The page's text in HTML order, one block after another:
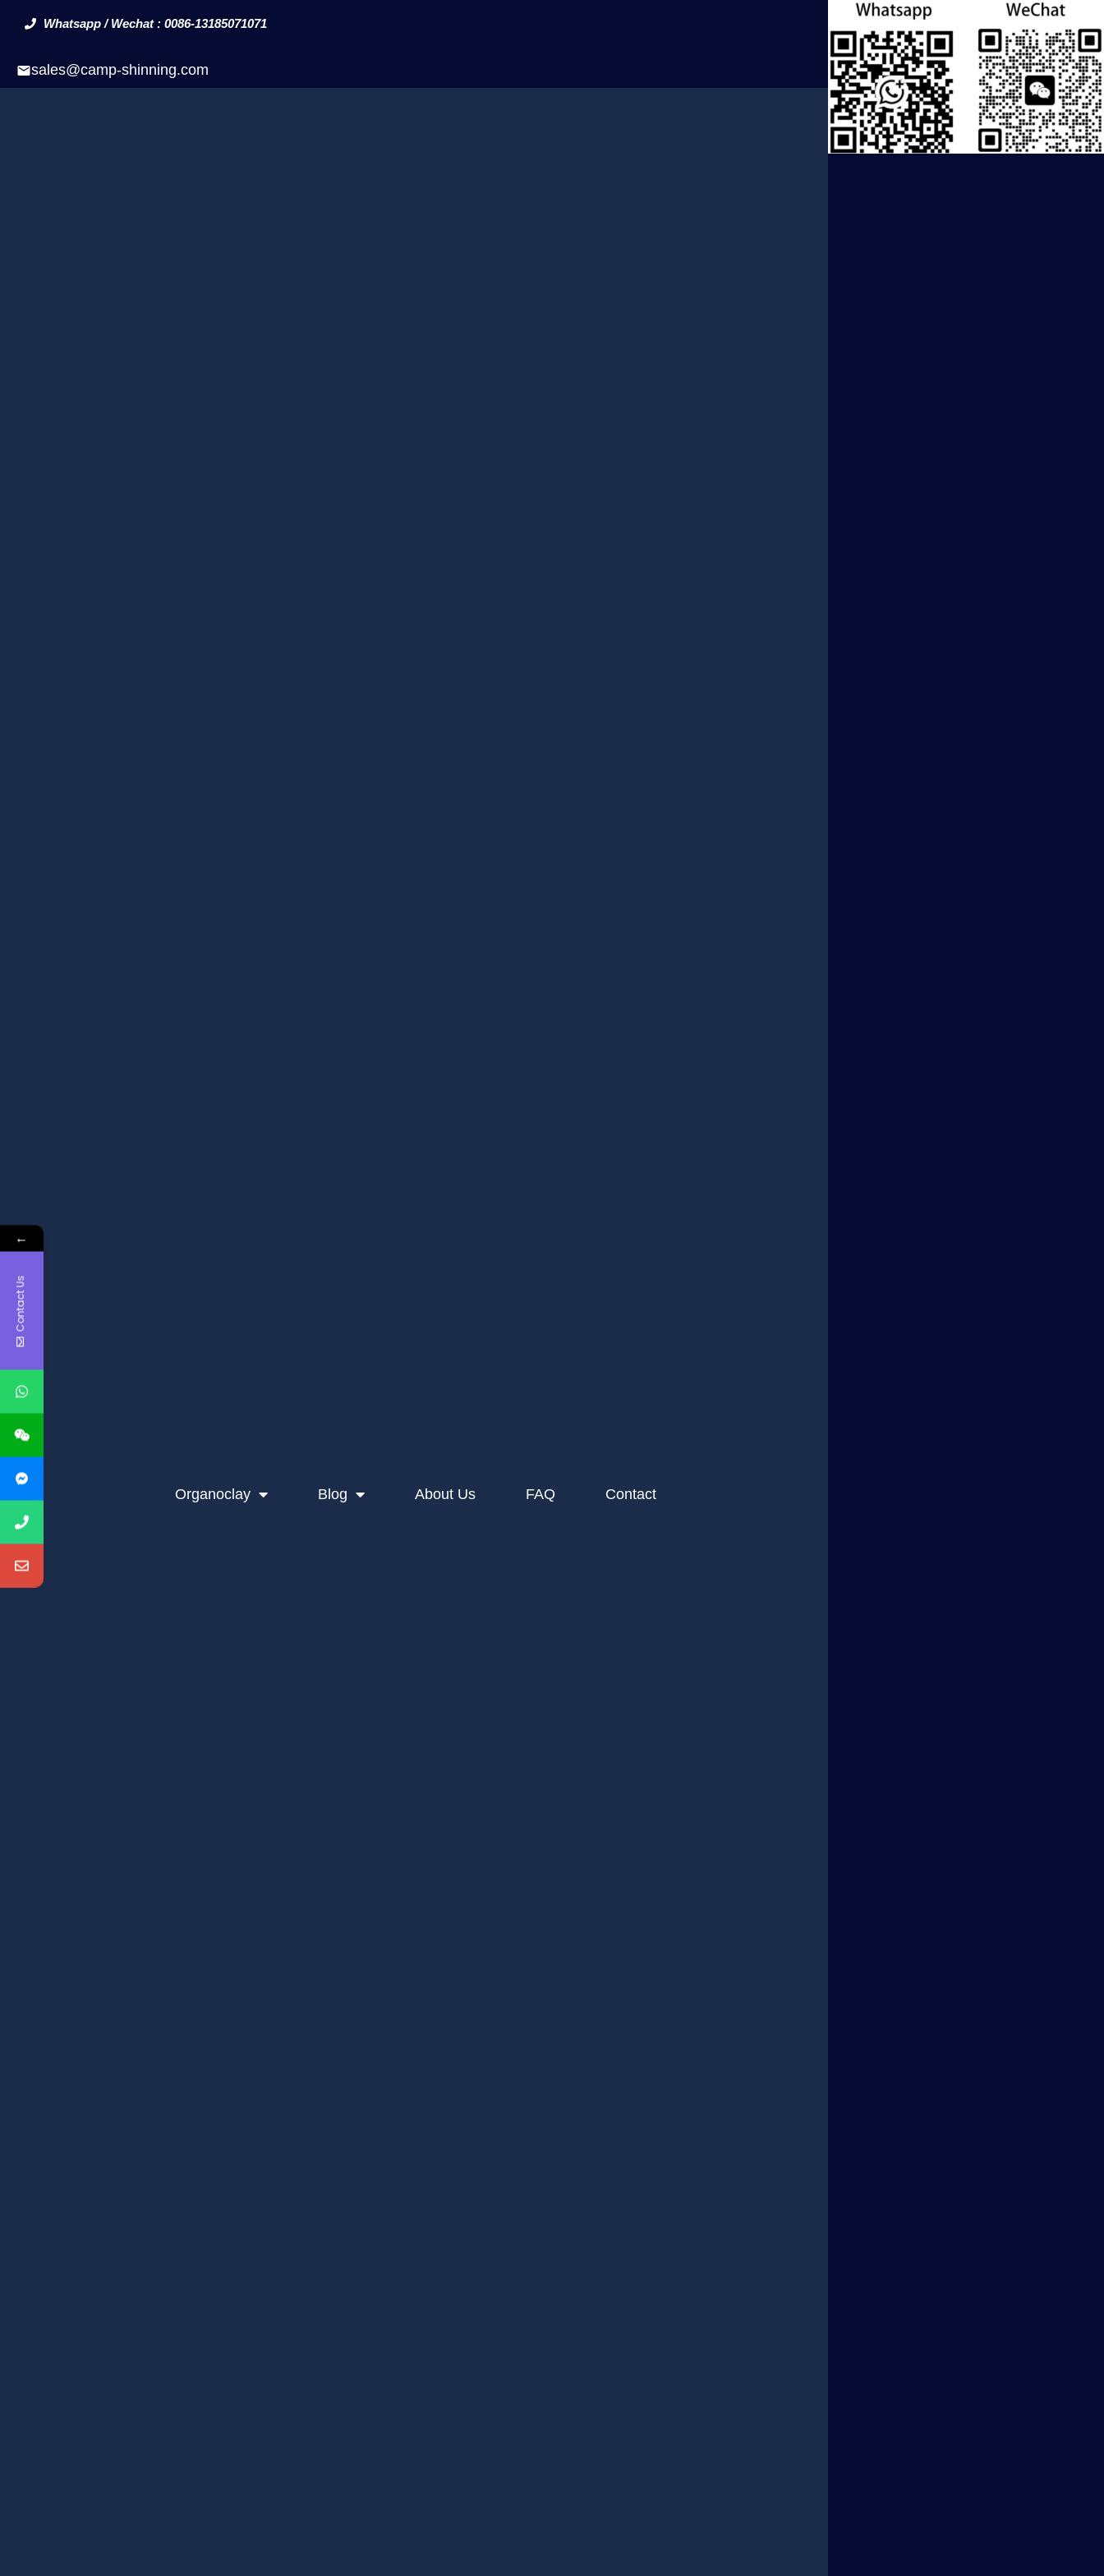
Whatsapp / Wechat : 0086-13185071071
sales@camp-shinning.com
Organoclay Blog About Us FAQ Contact
←
Contact Us